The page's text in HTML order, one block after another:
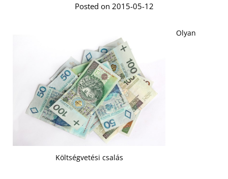
Posted on 2015-05-12
Költségvetési csalás
Olyan